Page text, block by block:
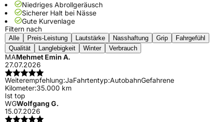
Niedriges Abrollgeräusch
Sicherer Halt bei Nässe
Gute Kurvenlage
Filtern nach
Alle Preis-Leistung Lautstärke Nasshaftung Grip
Fahrgefühl
Qualität
Langlebigkeit Winter Verbrauch
MAMehmet Emin A.
27.07.2026
Weiterempfehlung:JaFahrtentyp:AutobahnGefahrene
Kilometer:35.000 km
Ist top
WGWolfgang G.
15.07.2026